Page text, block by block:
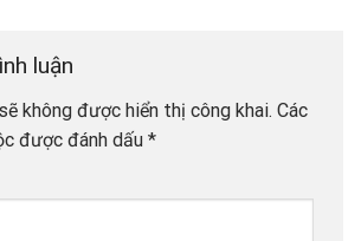
luận
không được hiển thị công khai. Các
được đánh dấu *